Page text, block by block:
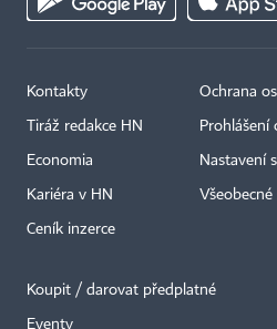
Kontakty
Tiráž redakce HN
Economia
Kariéra v HN
Ceník inzerce
Ochrana
Prohlášení
Nastavení
Koupit / darovat předplatné
Eventy